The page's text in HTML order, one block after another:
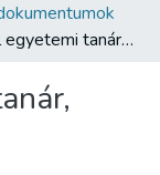
[Grósz Emil egyetemi tanár, szemész arcképe]